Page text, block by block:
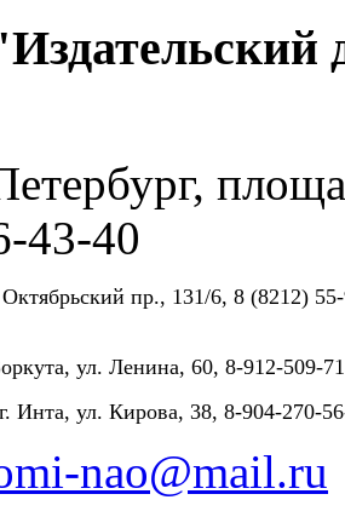
43-40
пр., 131/6, 8 (8212)
ул. Ленина, 60, 8-912-509-
Инта, ул. Кирова, 38, 8-904-270-
nao@mail.ru